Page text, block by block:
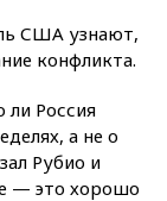
США узнают,
конфликта.
ли Россия
а не о
Рубио и
— это хорошо